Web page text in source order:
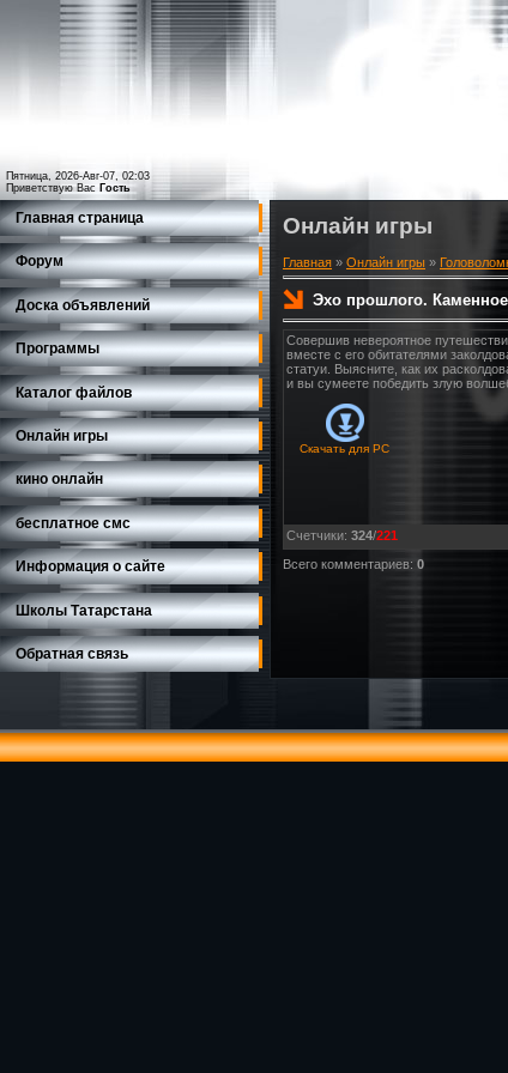
Пятница, 2026-Авг-07, 02:03
Приветствую Вас Гость
Главная страница
Форум
Доска объявлений
Программы
Каталог файлов
Онлайн игры
кино онлайн
бесплатное смс
Информация о сайте
Школы Татарстана
Обратная связь
Онлайн игры
Главная » Онлайн игры »
Эхо прошлого.
Совершив невероятное
вместе с его обитателями
статуи. Выясните, как их
и вы сумеете победить злую
Скачать для PC
Счетчики: 324/221
Всего комментариев: 0